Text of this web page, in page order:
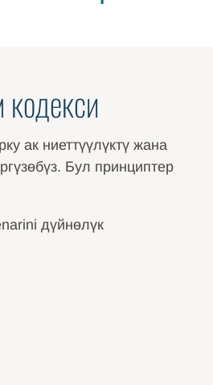
ак ниеттүүлүктү жана
Бул принциптер
дүйнөлүк